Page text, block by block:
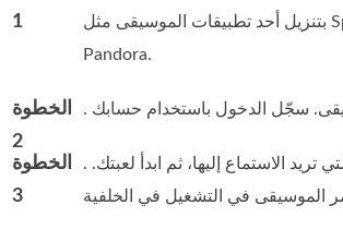
1
بتنزيل أحد تطبيقات الموسيقى مثل Spotify أو
Pandora.
الخطوة
2
الخطوة
3
. شغّل الموسيقى التي تريد الاستماع إليها، ثم ابدأ لعبتك.